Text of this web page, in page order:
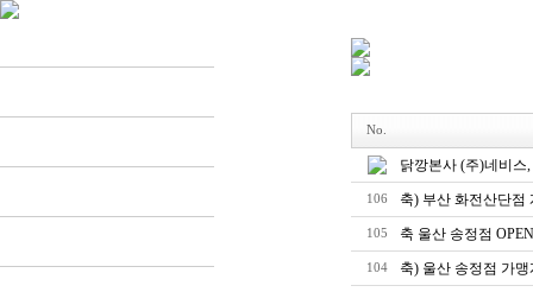
No.
닭깡본사 (주)네비
106 축) 부산 화전산단점
105 축 울산 송정점 OPEN
104 축) 울산 송정점 가